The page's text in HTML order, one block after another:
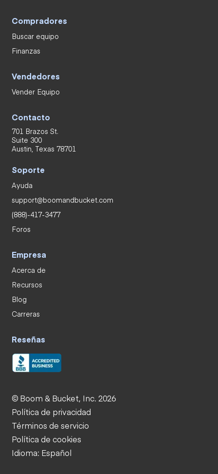
Compradores
Buscar equipo
Finanzas
Vendedores
Vender Equipo
Contacto
701 Brazos St.
Suite 300
Austin, Texas 78701
Soporte
Ayuda
support@boomandbucket.com
(888)-417-3477
Foros
Empresa
Acerca de
Recursos
Blog
Carreras
Reseñas
© Boom & Bucket, Inc. 2026
Política de privacidad
Términos de servicio
Política de cookies
Idioma: Español